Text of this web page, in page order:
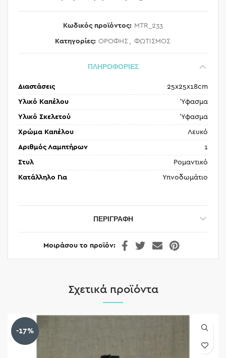
Κωδικός προϊόντος: MTR_233
Κατηγορίες: ΟΡΟΦΗΣ , ΦΩΤΙΣΜΟΣ
ΠΛΗΡΟΦΟΡΙΕΣ
Διαστάσεις 25x25x18cm
Υλικό Καπέλου Ύφασμα
Υλικό Σκελετού Ύφασμα
Χρώμα Καπέλου Λευκό
Αριθμός Λαμπτήρων 1
Στυλ Ρομαντικό
Κατάλληλο Για Υπνοδωμάτιο
ΠΕΡΙΓΡΑΦΉ
Μοιράσου το προϊόν
Σχετικά προϊόντα
-17%